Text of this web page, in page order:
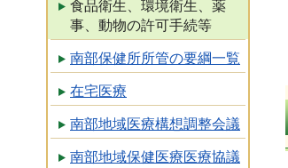
食品衛生、環境衛生、薬
事、動物の許可手続等
南部保健所所管の要綱一覧
在宅医療
南部地域医療構想調整会議
南部地域保健医療医療協議